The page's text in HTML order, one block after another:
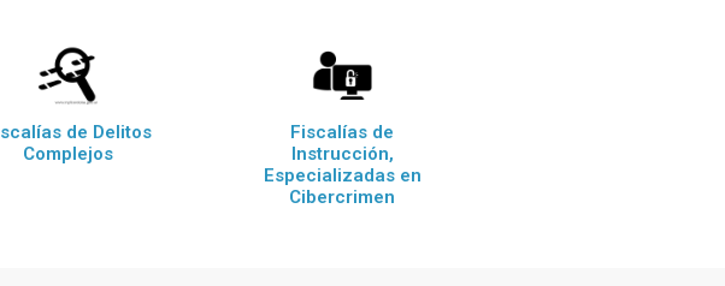
de Delitos
Complejos
Fiscalías de
Instrucción,
Especializadas en
Cibercrimen